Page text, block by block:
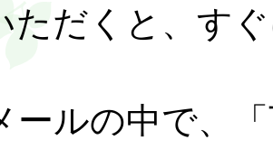
だくと、す
ルの中で、